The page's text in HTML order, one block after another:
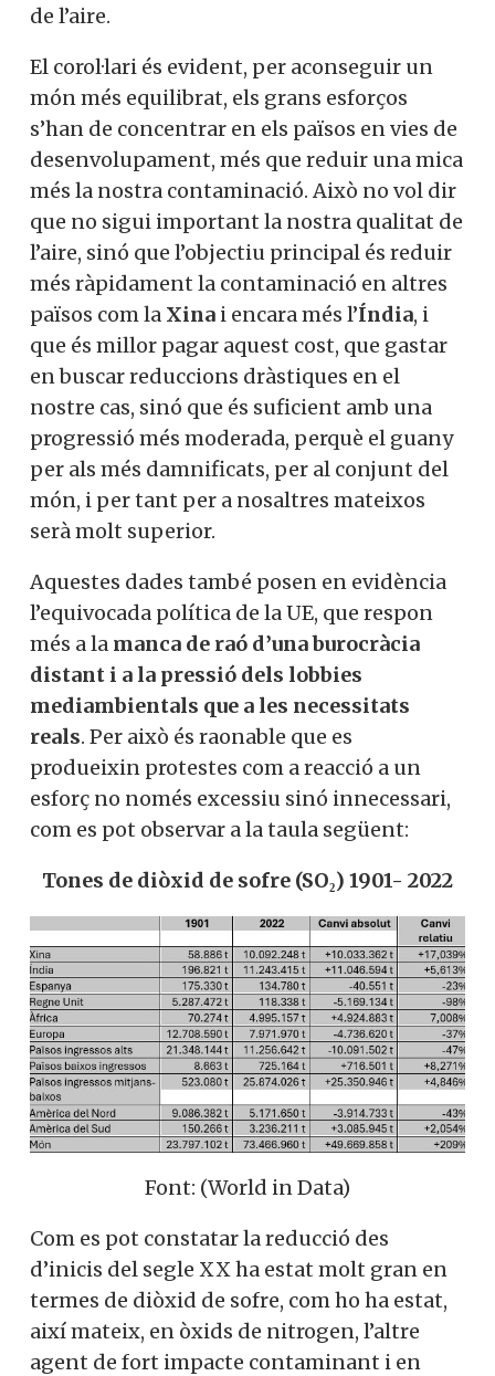
de l’aire.
El corol·lari és evident, per aconseguir un
món més equilibrat, els grans esforços
s’han de concentrar en els països en vies de
desenvolupament, més que reduir una mica
més la nostra contaminació. Això no vol dir
que no sigui important la nostra qualitat de
l’aire, sinó que l’objectiu principal és reduir
més ràpidament la contaminació en altres
països com la Xina i encara més l’Índia, i
que és millor pagar aquest cost, que gastar
en buscar reduccions dràstiques en el
nostre cas, sinó que és suficient amb una
progressió més moderada, perquè el guany
per als més damnificats, per al conjunt del
món, i per tant per a nosaltres mateixos
serà molt superior.
Aquestes dades també posen en evidència
l’equivocada política de la UE, que respon
més a la manca de raó d’una burocràcia
distant i a la pressió dels lobbies
mediambientals que a les necessitats
reals. Per això és raonable que es
produeixin protestes com a reacció a un
esforç no només excessiu sinó innecessari,
com es pot observar a la taula següent:
Tones de diòxid de sofre (SO₂) 1901- 2022
Font: (World in Data)
Com es pot constatar la reducció des
d’inicis del segle XX ha estat molt gran en
termes de diòxid de sofre, com ho ha estat,
així mateix, en òxids de nitrogen, l’altre
agent de fort impacte contaminant i en